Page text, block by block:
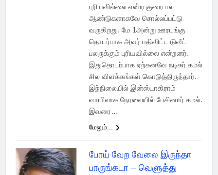
புரியவில்லை என்ற குறை பல
ஆண்டுகளாகவே சொல்லப்பட்டு
வருகிறது. மே 1அன்று ஊரடங்கு
தொடர்பாக அவர் பதிவிட்ட டுவீட்
பலருக்கும் புரியவில்லை என்றனர்.
இதுதொடர்பாக ஏற்கனவே நடிகர் கமல்
சில விளக்கங்கள் கொடுத்திருந்தார்.
இந்நிலையில் இன்ஸ்டாகிராம்
வாயிலாக நேரலையில் பேசினார் கமல்.
இவரை…
மேலும்...
போய் வேற வேலை இருந்தா
பாருங்கடா – வெளுத்து